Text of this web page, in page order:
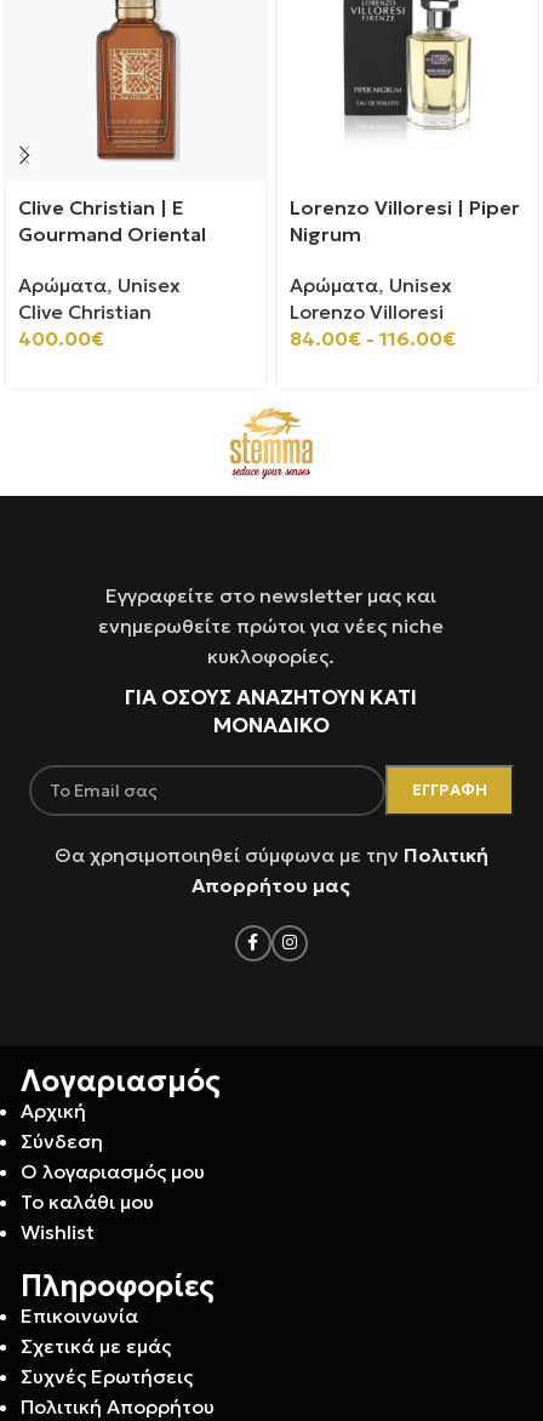
Clive Christian | E
Gourmand Oriental
Αρώματα, Unisex
Clive Christian
400.00€
Lorenzo Villoresi | Piper
Nigrum
Αρώματα, Unisex
Lorenzo Villoresi
84.00€ - 116.00€
Εγγραφείτε στο newsletter μας και
ενημερωθείτε πρώτοι για νέες niche
κυκλοφορίες.
ΓΙΑ ΌΣΟΥΣ ΑΝΑΖΗΤΟΥΝ ΚΑΤΙ
ΜΟΝΑΔΙΚΟ
Θα χρησιμοποιηθεί σύμφωνα με την Πολιτική
Απορρήτου μας
Λογαριασμός
Αρχική
Σύνδεση
Ο λογαριασμός μου
Το καλάθι μου
Wishlist
Πληροφορίες
Επικοινωνία
Σχετικά με εμάς
Συχνές Ερωτήσεις
Πολιτική Απορρήτου